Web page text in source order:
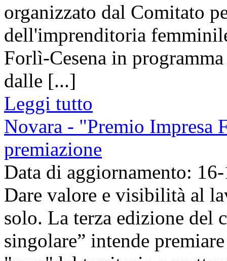
organizzato dal Comitato
dell'imprenditoria
Forlì-Cesena in
dalle [...]
Leggi tutto
Novara - "Premio Impresa
premiazione
Data di aggiornamento:
Dare valore e visibilità al
solo. La terza edizione del
singolare” intende